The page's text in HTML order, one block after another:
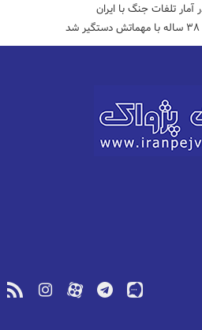
آمار تلفات جنگ با ایران